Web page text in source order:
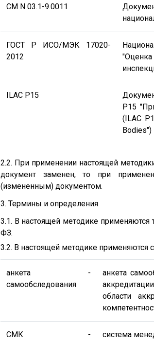
СМ N 03.1-9.0011
ГОСТ Р ИСО/МЭК 17020-
2012
ILAC P15
P15
(ILAC
Bodies")
2.2. При применении настоящей
документ заменен, то при
(измененным) документом.
3. Термины и определения
3.1. В настоящей методике
ФЗ.
3.2. В настоящей методике применяются
анкета
самообследования
-
анкета
области
СМК - система